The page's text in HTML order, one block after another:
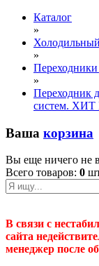
Каталог
»
»
»
Переходник
систем.
Ваша корзина
Вы еще ничего не
Всего товаров: 0
В связи с
сайта
менеджер после